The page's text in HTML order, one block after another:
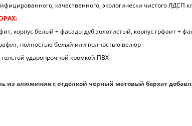
качественного, экологически чистого ЛДСП
корпус белый + фасады дуб золотистый, корпус грфаит +
полностью белый или полностью велюр
ударопрочной кромкой ПВХ
из алюминия с отделкой черный матовый бархат